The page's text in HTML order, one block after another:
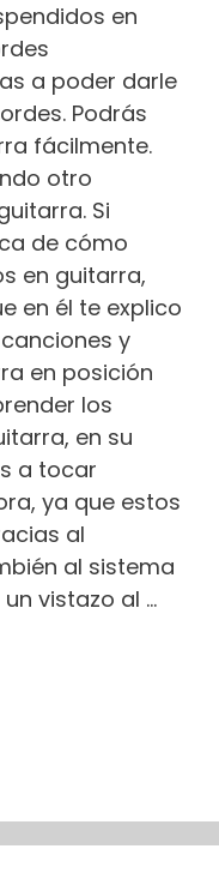
en
a poder darle
Podrás
fácilmente.
otro
Si
de cómo
en guitarra,
en él te explico
y
en posición
los
en su
a tocar
ya que estos
al
al sistema
vistazo al …